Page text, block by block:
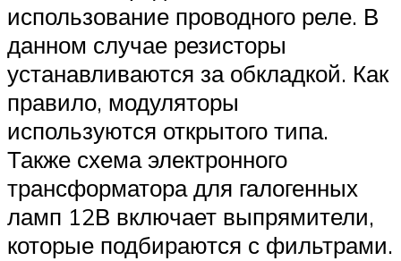
использование проводного реле. В
данном случае резисторы
устанавливаются за обкладкой. Как
правило, модуляторы
используются открытого типа.
Также схема электронного
трансформатора для галогенных
ламп 12В включает выпрямители,
которые подбираются с фильтрами.